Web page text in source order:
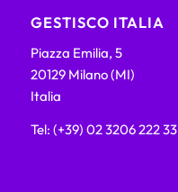
GESTISCO ITALIA
Piazza Emilia, 5
20129 Milano (MI)
Italia
Tel: (+39) 02 3206 222 33